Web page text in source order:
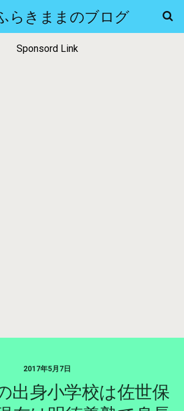
らきままのブログ
Sponsord Link
2017年5月7日
出身小学校は佐世保